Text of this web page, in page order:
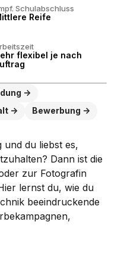
Schulabschluss
Reife
flexibel je nach
Bewerbung
und du liebst es,
Dann ist die
zur Fotografin
lernst du, wie du
beeindruckende